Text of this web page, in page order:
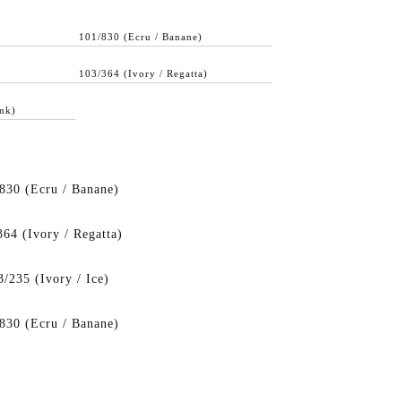
101/830 (Ecru / Banane)
103/364 (Ivory / Regatta)
(Ecru / Banane)
(Ivory / Regatta)
235 (Ivory / Ice)
(Ecru / Banane)